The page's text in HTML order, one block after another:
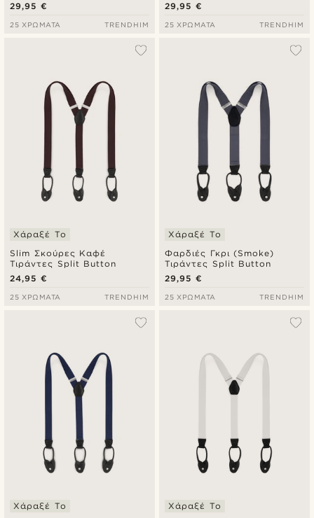
29,95 €
25 ΧΡΏΜΑΤΑ TRENDHIM
29,95 €
25 ΧΡΏΜΑΤΑ TRENDHIM
Slim Σκούρες Καφέ
Τιράντες Split Button
Χάραξέ Το
24,95 €
25 ΧΡΏΜΑΤΑ TRENDHIM
Φαρδιές Γκρι (Smoke)
Τιράντες Split Button
Χάραξέ Το
29,95 €
25 ΧΡΏΜΑΤΑ TRENDHIM
Χάραξέ Το Χάραξέ Το